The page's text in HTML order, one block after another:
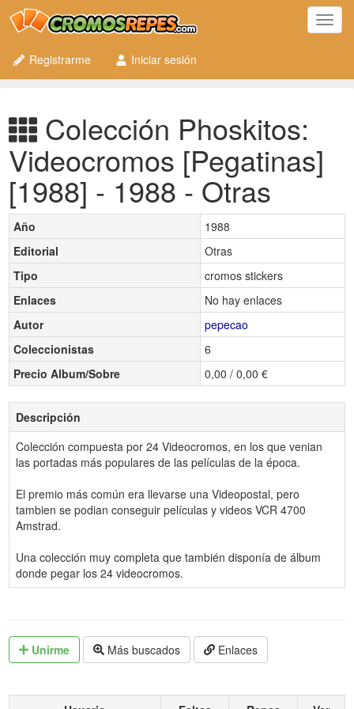
Registrarme
Iniciar sesión
Colección Phoskitos:
Videocromos [Pegatinas]
[1988] - 1988 - Otras
Año
1988
Editorial
Otras
Tipo
cromos stickers
Enlaces
No hay enlaces
Autor
pepecao
Coleccionistas
6
Precio Album/Sobre
0,00 / 0,00 €
Descripción
Colección compuesta por 24 Videocromos, en los que venian
las portadas más populares de las películas de la época.
El premio más común era llevarse una Videopostal, pero
tambien se podian conseguir películas y videos VCR 4700
Amstrad.
Una colección muy completa que también disponía de álbum
donde pegar los 24 videocromos.
Unirme Más buscados Enlaces